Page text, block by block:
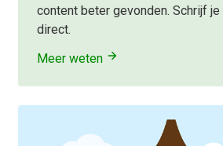
content beter gevonden. Schrijf je
direct.
Meer weten